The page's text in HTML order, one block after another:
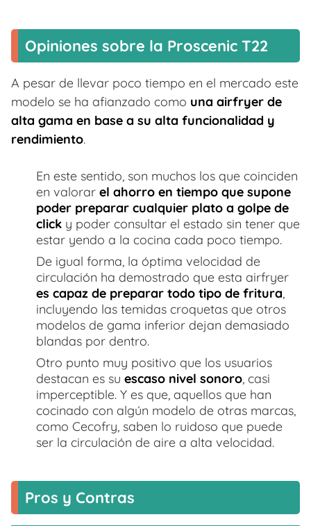
Opiniones sobre la Proscenic T22
A pesar de llevar poco tiempo en el mercado este
modelo se ha afianzado como una airfryer de
alta gama en base a su alta funcionalidad y
rendimiento.
En este sentido, son muchos los que coinciden
en valorar el ahorro en tiempo que supone
poder preparar cualquier plato a golpe de
click y poder consultar el estado sin tener que
estar yendo a la cocina cada poco tiempo.
De igual forma, la óptima velocidad de
circulación ha demostrado que esta airfryer
es capaz de preparar todo tipo de fritura,
incluyendo las temidas croquetas que otros
modelos de gama inferior dejan demasiado
blandas por dentro.
Otro punto muy positivo que los usuarios
destacan es su escaso nivel sonoro, casi
imperceptible. Y es que, aquellos que han
cocinado con algún modelo de otras marcas,
como Cecofry, saben lo ruidoso que puede
ser la circulación de aire a alta velocidad.
Pros y Contras